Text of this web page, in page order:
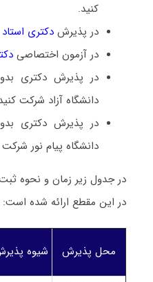
کنید.
در پذیرش دکتری
در آزمون اختصاصی
در پذیرش دکتری
دانشگاه آزاد شرکت
در پذیرش دکتری
دانشگاه پیام نور
در جدول زیر زمان و نحوه
در این مقطع ارائه شده است:
محل پذیرش شیوه